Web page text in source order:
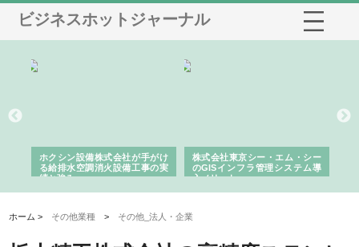
ビジネスホットジャーナル
ホクシン設備株式会社が手がけ
る給排水空調消火設備工事の実
績と強み
株式会社東京シー・エム・シー
のGISインフラ管理システム導
入メリット
ホーム > その他業種 > その他_法人・企業